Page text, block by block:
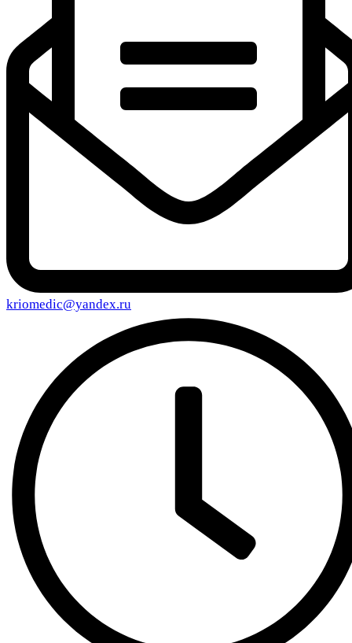
kriomedic@yandex.ru